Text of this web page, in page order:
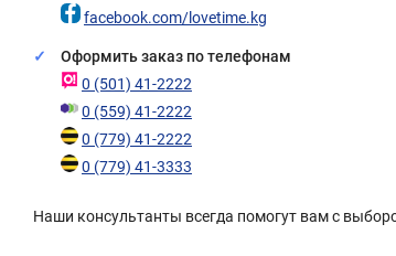
facebook.com/lovetime.kg
Оформить заказ по телефонам
0 (501) 41-2222
0 (559) 41-2222
0 (779) 41-2222
0 (779) 41-3333
Наши консультанты всегда помогут вам с